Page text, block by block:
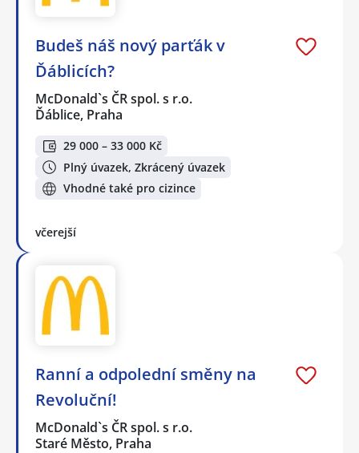
Budeš náš nový parťák v
Ďáblicích?
McDonald`s ČR spol. s r.o.
Ďáblice, Praha
29 000 – 33 000 Kč
Plný úvazek, Zkrácený úvazek
Vhodné také pro cizince
včerejší
Ranní a odpolední směny na
Revoluční!
McDonald`s ČR spol. s r.o.
Staré Město, Praha